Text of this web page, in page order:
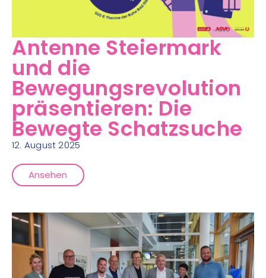
Antenne Steiermark
und die
Bewegungsrevolution
präsentieren: Die
Bewegte Schatzsuche
12. August 2025
Ansehen